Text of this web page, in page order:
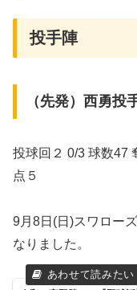
投手陣
（先発）西勇投
投球回２ 0/3 球数47
点５
9月8日(日)スワロー
なりました。